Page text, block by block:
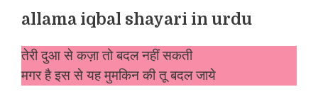
allama iqbal shayari in urdu
तेरी दुआ से कज़ा तो बदल नहीं सकती
मगर है इस से यह मुमकिन की तू बदल जाये